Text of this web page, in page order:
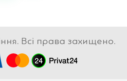
Всі права захищено.